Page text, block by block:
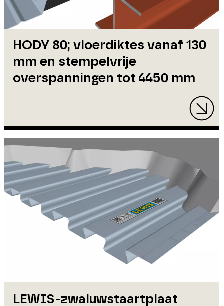
HODY 80; vloerdiktes vanaf 130
mm en stempelvrije
overspanningen tot 4450 mm
LEWIS-zwaluwstaartplaat